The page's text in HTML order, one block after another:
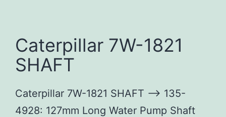
Caterpillar 7W-1821
SHAFT
Caterpillar 7W-1821 SHAFT —-> 135-
4928: 127mm Long Water Pump Shaft